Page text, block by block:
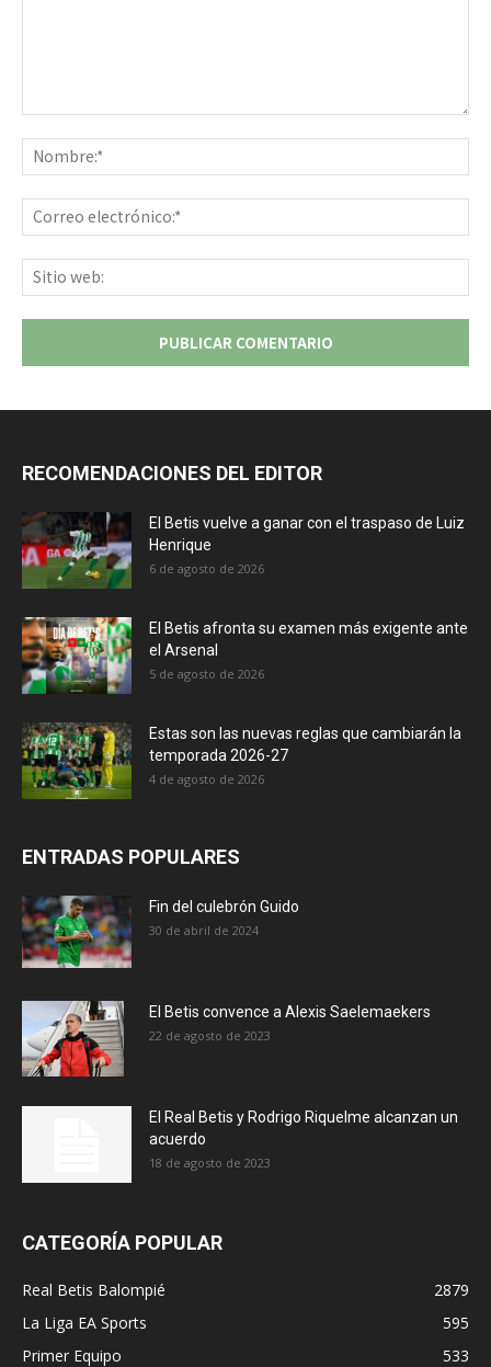
RECOMENDACIONES DEL EDITOR
El Betis vuelve a ganar con el traspaso de Luiz
Henrique
6 de agosto de 2026
El Betis afronta su examen más exigente ante
el Arsenal
5 de agosto de 2026
Estas son las nuevas reglas que cambiarán la
temporada 2026-27
4 de agosto de 2026
ENTRADAS POPULARES
Fin del culebrón Guido
30 de abril de 2024
El Betis convence a Alexis Saelemaekers
22 de agosto de 2023
El Real Betis y Rodrigo Riquelme alcanzan un
acuerdo
18 de agosto de 2023
CATEGORÍA POPULAR
Real Betis Balompié
2879
La Liga EA Sports
595
Primer Equipo
533